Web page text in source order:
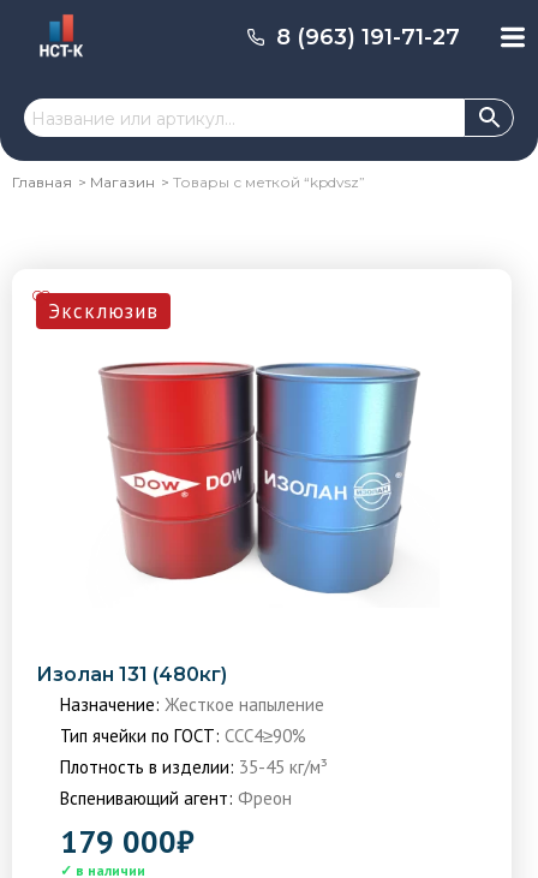
8 (963) 191-71-27
Главная Магазин Товары с меткой “kpdvsz”
Изолан 131 (480кг)
Назначение: Жесткое напыление
Тип ячейки по ГОСТ: ССС4≥90%
Плотность в изделии: 35-45 кг/м³
Вспенивающий агент: Фреон
179 000₽